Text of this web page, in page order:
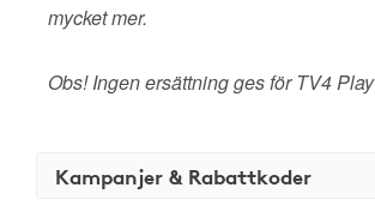
mycket mer.
Obs! Ingen ersättning ges för TV4
Kampanjer & Rabattkoder